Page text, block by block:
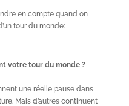
en compte quand on
tour du monde:
votre tour du monde ?
une réelle pause dans
Mais d’autres continuent